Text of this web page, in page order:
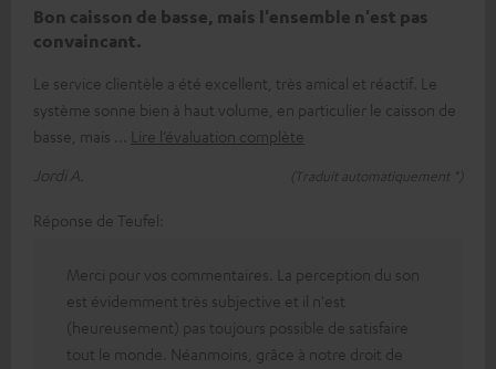
Bon caisson de basse, mais l'ensemble n'est pas
convaincant.
Le service clientèle a été excellent, très amical et réactif. Le
système sonne bien à haut volume, en particulier le caisson de
basse, mais
Lire l’évaluation complète
Jordi A.
(Traduit automatiquement *)
Réponse de Teufel:
Merci pour vos commentaires. La perception du son
est évidemment très subjective et il n'est
(heureusement) pas toujours possible de satisfaire
tout le monde. Néanmoins, grâce à notre droit de